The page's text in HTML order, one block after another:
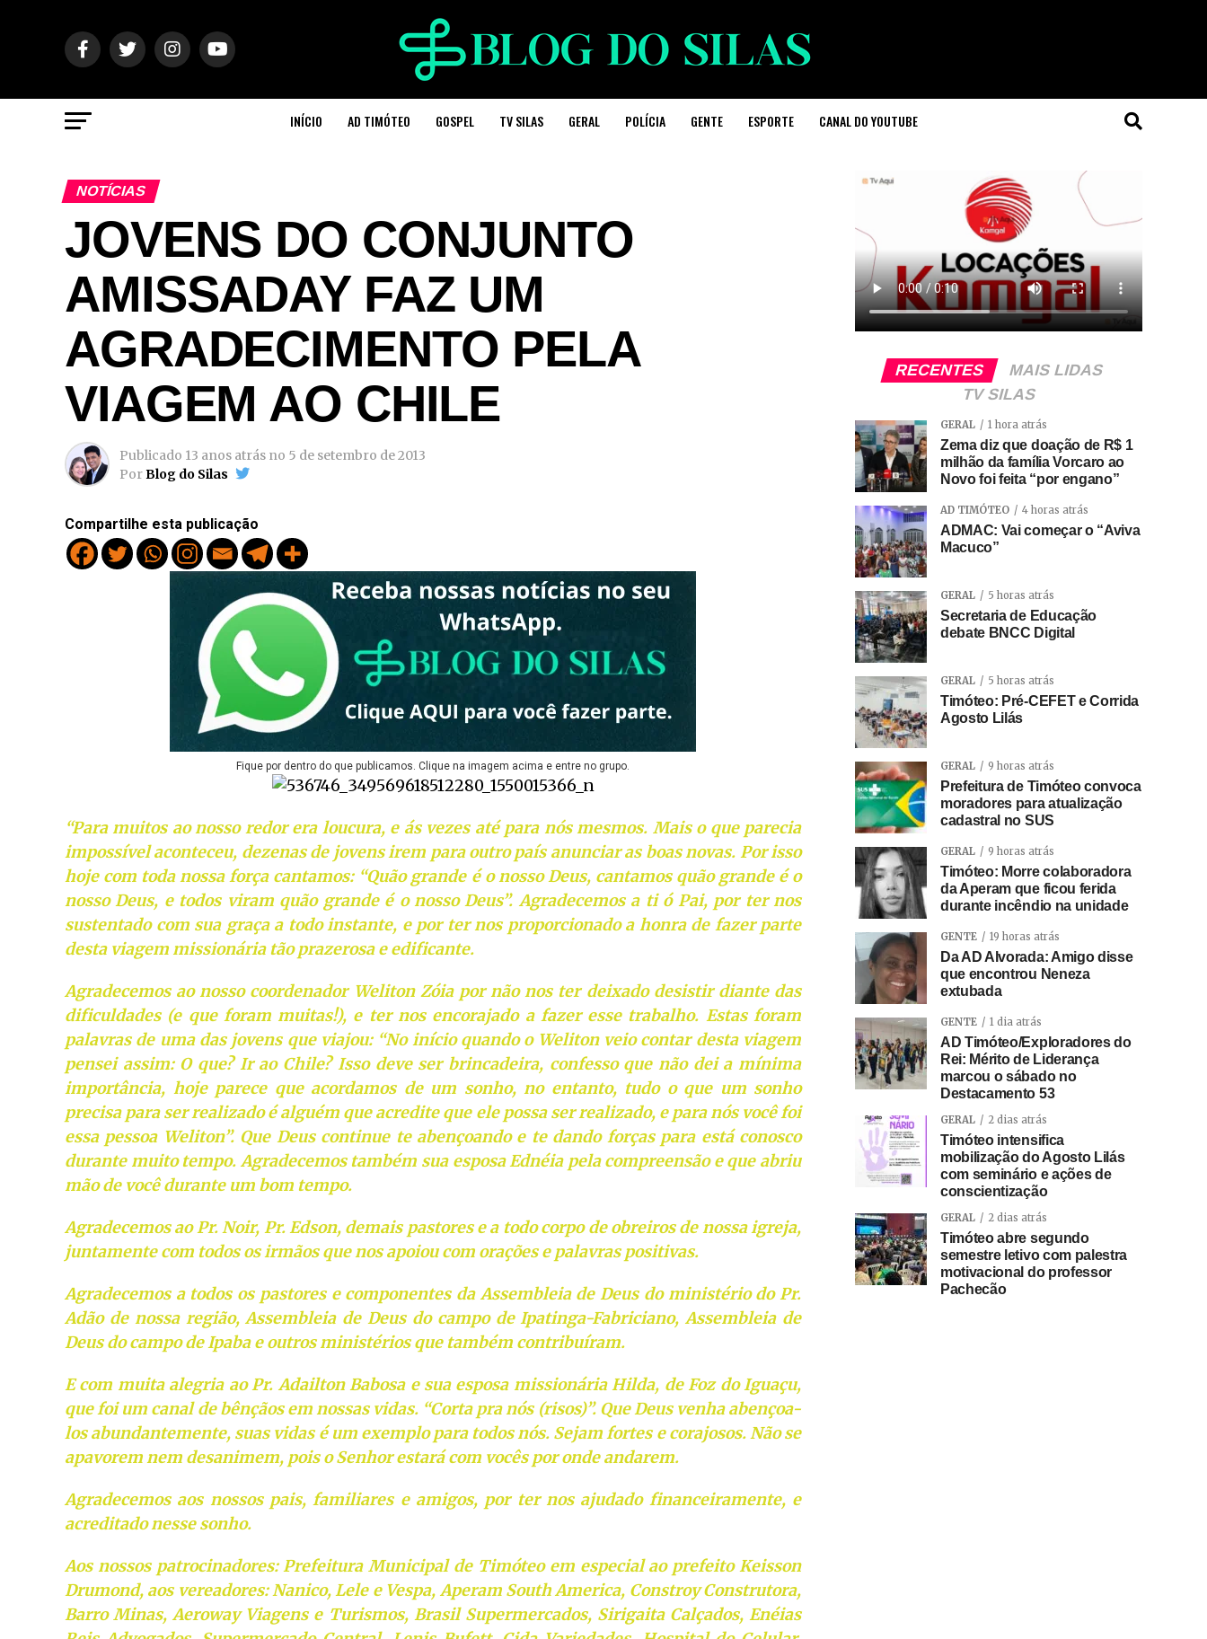
INÍCIO AD TIMÓTEO GOSPEL TV SILAS GERAL POLÍCIA GENTE ESPORTE CANAL DO YOUTUBE
NOTÍCIAS
JOVENS DO CONJUNTO
AMISSADAY FAZ UM
AGRADECIMENTO PELA
VIAGEM AO CHILE
Publicado 13 anos atrás no 5 de setembro de 2013
PorBlog do Silas
Compartilhe esta publicação
Fique por dentro do que publicamos. Clique na imagem acima e entre no grupo.
“Para muitos ao nosso redor era loucura, e ás vezes até para nós mesmos. Mais o que parecia
impossível aconteceu, dezenas de jovens irem para outro país anunciar as boas novas. Por isso
hoje com toda nossa força cantamos: “Quão grande é o nosso Deus, cantamos quão grande é o
nosso Deus, e todos viram quão grande é o nosso Deus”. Agradecemos a ti ó Pai, por ter nos
sustentado com sua graça a todo instante, e por ter nos proporcionado a honra de fazer parte
desta viagem missionária tão prazerosa e edificante.
Agradecemos ao nosso coordenador Weliton Zóia por não nos ter deixado desistir diante das
dificuldades (e que foram muitas!), e ter nos encorajado a fazer esse trabalho. Estas foram
palavras de uma das jovens que viajou: “No início quando o Weliton veio contar desta viagem
pensei assim: O que? Ir ao Chile? Isso deve ser brincadeira, confesso que não dei a mínima
importância, hoje parece que acordamos de um sonho, no entanto, tudo o que um sonho
precisa para ser realizado é alguém que acredite que ele possa ser realizado, e para nós você foi
essa pessoa Weliton”. Que Deus continue te abençoando e te dando forças para está conosco
durante muito tempo. Agradecemos também sua esposa Ednéia pela compreensão e que abriu
mão de você durante um bom tempo.
Agradecemos ao Pr. Noir, Pr. Edson, demais pastores e a todo corpo de obreiros de nossa igreja,
juntamente com todos os irmãos que nos apoiou com orações e palavras positivas.
Agradecemos a todos os pastores e componentes da Assembleia de Deus do ministério do Pr.
Adão de nossa região, Assembleia de Deus do campo de Ipatinga-Fabriciano, Assembleia de
Deus do campo de Ipaba e outros ministérios que também contribuíram.
E com muita alegria ao Pr. Adailton Babosa e sua esposa missionária Hilda, de Foz do Iguaçu,
que foi um canal de bênçãos em nossas vidas. “Corta pra nós (risos)”. Que Deus venha abençoa-
los abundantemente, suas vidas é um exemplo para todos nós. Sejam fortes e corajosos. Não se
apavorem nem desanimem, pois o Senhor estará com vocês por onde andarem.
Agradecemos aos nossos pais, familiares e amigos, por ter nos ajudado financeiramente, e
acreditado nesse sonho.
Aos nossos patrocinadores: Prefeitura Municipal de Timóteo em especial ao prefeito Keisson
Drumond, aos vereadores: Nanico, Lele e Vespa, Aperam South America, Constroy Construtora,
Barro Minas, Aeroway Viagens e Turismos, Brasil Supermercados, Sirigaita Calçados, Enéias
RECENTES
MAIS LIDAS
TV SILAS
GERAL 1 hora atrás
Zema diz que doação de R$ 1
milhão da família Vorcaro ao
Novo foi feita “por engano”
AD TIMÓTEO 4 horas atrás
ADMAC: Vai começar o “Aviva
Macuco”
GERAL 5 horas atrás
Secretaria de Educação
debate BNCC Digital
GERAL 5 horas atrás
Timóteo: Pré-CEFET e Corrida
Agosto Lilás
GERAL 9 horas atrás
Prefeitura de Timóteo convoca
moradores para atualização
cadastral no SUS
GERAL 9 horas atrás
Timóteo: Morre colaboradora
da Aperam que ficou ferida
durante incêndio na unidade
GENTE 19 horas atrás
Da AD Alvorada: Amigo disse
que encontrou Neneza
extubada
GENTE 1 dia atrás
AD Timóteo/Exploradores do
Rei: Mérito de Liderança
marcou o sábado no
Destacamento 53
GERAL 2 dias atrás
Timóteo intensifica
mobilização do Agosto Lilás
com seminário e ações de
conscientização
GERAL 2 dias atrás
Timóteo abre segundo
semestre letivo com palestra
motivacional do professor
Pachecão